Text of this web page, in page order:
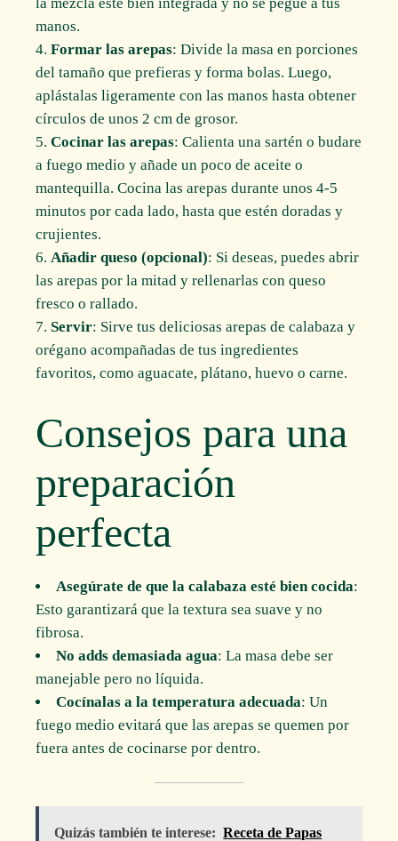
manos.
Formar las arepas: Divide la masa en porciones
del tamaño que prefieras y forma bolas. Luego,
aplástalas ligeramente con las manos hasta obtener
círculos de unos 2 cm de grosor.
Cocinar las arepas: Calienta una sartén o budare
a fuego medio y añade un poco de aceite o
mantequilla. Cocina las arepas durante unos 4-5
minutos por cada lado, hasta que estén doradas y
crujientes.
Añadir queso (opcional): Si deseas, puedes abrir
las arepas por la mitad y rellenarlas con queso
fresco o rallado.
Servir: Sirve tus deliciosas arepas de calabaza y
orégano acompañadas de tus ingredientes
favoritos, como aguacate, plátano, huevo o carne.
Consejos para una
preparación
perfecta
Asegúrate de que la calabaza esté bien cocida:
Esto garantizará que la textura sea suave y no
fibrosa.
No adds demasiada agua: La masa debe ser
manejable pero no líquida.
Cocínalas a la temperatura adecuada: Un
fuego medio evitará que las arepas se quemen por
fuera antes de cocinarse por dentro.
Quizás también te interese: Receta de Papas